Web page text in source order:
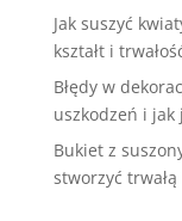
Jak suszyć
kształt i
Błędy w
uszkodzeń i
Bukiet z
stworzyć